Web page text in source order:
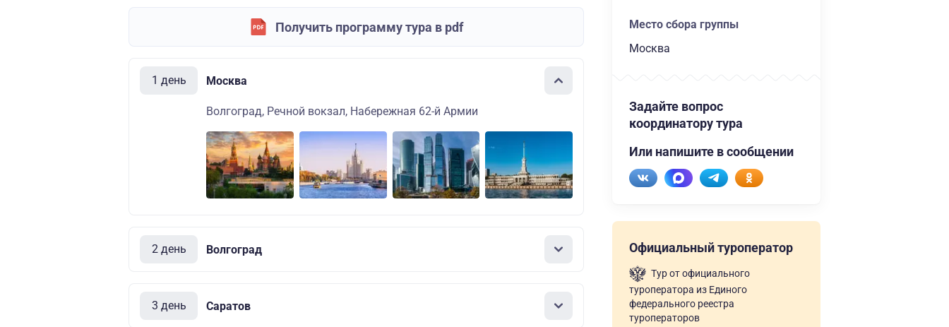
Получить программу тура в pdf
1 день Москва
Волгоград, Речной вокзал, Набережная 62-й Армии
2 день Волгоград
3 день Саратов
Место сбора группы
Москва
Задайте вопрос
координатору тура
Или напишите в сообщении
Официальный туроператор
Тур от официального
туроператора из Единого
федерального реестра
туроператоров